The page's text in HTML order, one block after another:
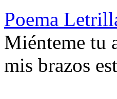
Poema
Miénteme tu
mis brazos